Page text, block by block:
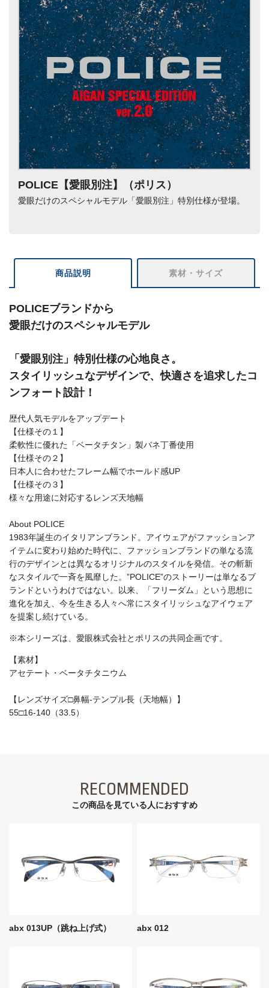
POLICE【愛眼別注】（ポリス）
愛眼だけのスペシャルモデル「愛眼別注」特別仕様が登場。
商品説明 素材・サイズ
POLICEブランドから
愛眼だけのスペシャルモデル
「愛眼別注」特別仕様の心地良さ。
スタイリッシュなデザインで、快適さを追求したコ
ンフォート設計！
歴代人気モデルをアップデート
【仕様その１】
柔軟性に優れた「ベータチタン」製バネ丁番使用
【仕様その２】
日本人に合わせたフレーム幅でホールド感UP
【仕様その３】
様々な用途に対応するレンズ天地幅
About POLICE
1983年誕生のイタリアンブランド。アイウェアがファッションア
イテムに変わり始めた時代に、ファッションブランドの単なる流
行のデザインとは異なるオリジナルのスタイルを発信。その斬新
なスタイルで一斉を風靡した。”POLICE”のストーリーは単なるブ
ランドというわけではない。以来、「フリーダム」という思想に
進化を加え、今を生きる人々へ常にスタイリッシュなアイウェア
を提案し続けている。
※本シリーズは、愛眼株式会社とポリスの共同企画です。
【素材】
アセテート・ベータチタニウム
【レンズサイズ□鼻幅-テンプル長（天地幅）】
55□16-140（33.5）
RECOMMENDED
この商品を見ている⼈におすすめ
abx 013UP（跳ね上げ式） abx 012